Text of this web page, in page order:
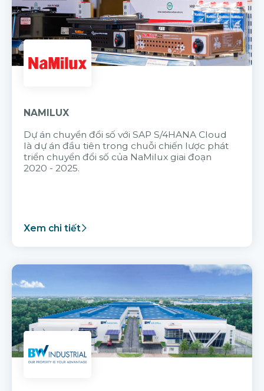
NAMILUX
Dự án chuyển đổi số với SAP S/4HANA Cloud
là dự án đầu tiên trong chuỗi chiến lược phát
triển chuyển đổi số của NaMilux giai đoạn
2020 - 2025.
Xem chi tiết